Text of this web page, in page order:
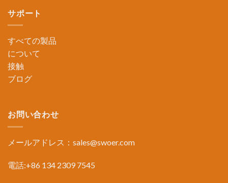
サポート
すべての製品
について
接触
ブログ
お問い合わせ
メールアドレス： sales@swoer.com
電話:+86 134 2309 7545